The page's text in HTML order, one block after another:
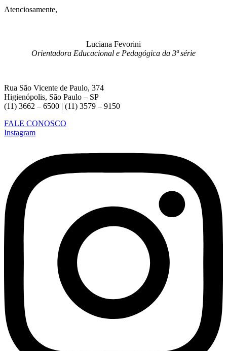
Atenciosamente,
Luciana Fevorini
Orientadora Educacional e Pedagógica da 3ª série
Rua São Vicente de Paulo, 374
Higienópolis, São Paulo – SP
(11) 3662 – 6500 | (11) 3579 – 9150
FALE CONOSCO
Instagram